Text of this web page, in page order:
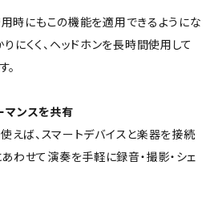
時にもこの機能を適用できるようにな
にくく、ヘッドホンを長時間使用して
ンスを共有
えば、スマートデバイスと楽器を接続
わせて演奏を手軽に録音・撮影・シェ